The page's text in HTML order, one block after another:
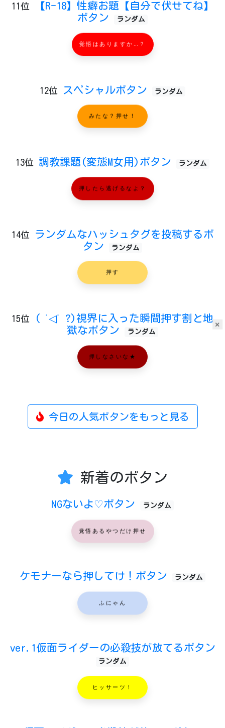
×
11位
【R-18】性癖お題【自分で伏せてね】
ボタン
ランダム
覚悟はありますか…？
12位 スペシャルボタン ランダム
みたな？押せ！
13位 調教課題(変態M女用)ボタン ランダム
押したら逃げるなよ？
14位
ランダムなハッシュタグを投稿するボ
タン
ランダム
押す
15位
( ˙◁˙ ?)視界に入った瞬間押す割と地
獄なボタン
ランダム
押しなさいな★
今日の人気ボタンをもっと見る
新着のボタン
NGないよ♡ボタン ランダム
覚悟あるやつだけ押せ
ケモナーなら押してけ！ボタン ランダム
ふにゃん
ver.1仮面ライダーの必殺技が放てるボタン
ランダム
ヒッサーツ！